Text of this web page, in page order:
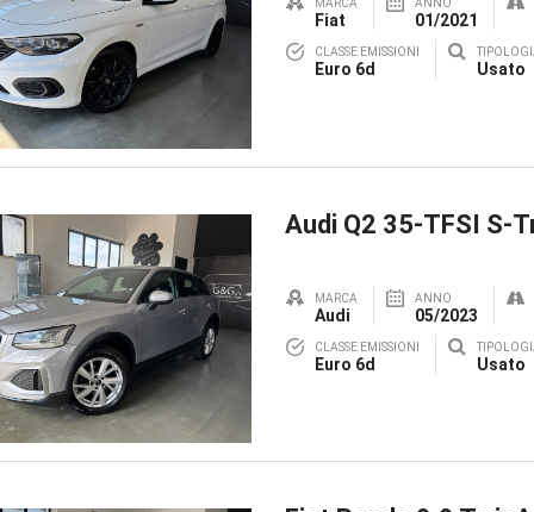
MARCA
Fiat
ANNO
01/2021
CLASSE EMISSIONI
Euro 6d Usato
Audi Q2 35-TFSI S-
MARCA
Audi
ANNO
05/2023
CLASSE EMISSIONI
Euro 6d Usato